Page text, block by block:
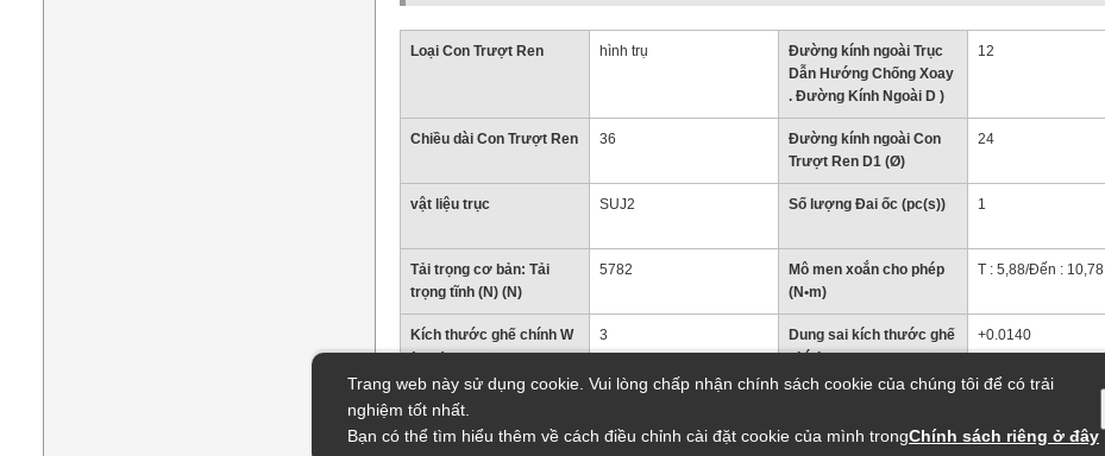
Loại Con Trượt Ren hình trụ
Đường kính ngoài Trục
Dẫn Hướng Chống Xoay
. Đường Kính Ngoài D )
12
Chiều dài Con Trượt Ren 36
Đường kính ngoài Con
Trượt Ren D1 (Ø)
24
vật liệu trục SUJ2 Số lượng Đai ốc (pc(s)) 1
Tải trọng cơ bản: Tải
trọng tĩnh (N) (N)
5782
Mô men xoắn cho phép
(N•m)
T : 5,88/Đến : 10,78
Kích thước ghế chính W
(mm)
3
Dung sai kích thước ghế
chính
+0.0140
Kích thước ghế chính ℓ
Trang web này sử dụng cookie. Vui lòng chấp nhận chính sách cookie của chúng tôi để có trải
nghiệm tốt nhất.
Bạn có thể tìm hiểu thêm về cách điều chỉnh cài đặt cookie của mình trongChính sách riêng ở đây